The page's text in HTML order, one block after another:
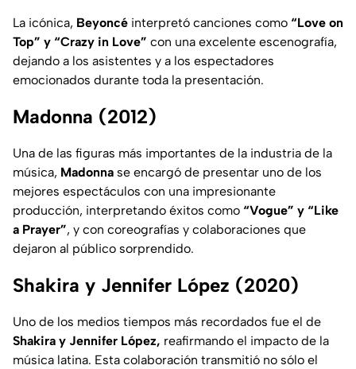
La icónica, Beyoncé interpretó canciones como “Love on
Top” y “Crazy in Love” con una excelente escenografía,
dejando a los asistentes y a los espectadores
emocionados durante toda la presentación.
Madonna (2012)
Una de las figuras más importantes de la industria de la
música, Madonna se encargó de presentar uno de los
mejores espectáculos con una impresionante
producción, interpretando éxitos como “Vogue” y “Like
a Prayer”, y con coreografías y colaboraciones que
dejaron al público sorprendido.
Shakira y Jennifer López (2020)
Uno de los medios tiempos más recordados fue el de
Shakira y Jennifer López, reafirmando el impacto de la
música latina. Esta colaboración transmitió no sólo el